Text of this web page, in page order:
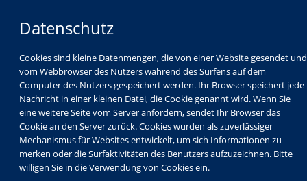
Datenschutz
Cookies sind kleine Datenmengen, die von einer Website gesendet und
vom Webbrowser des Nutzers während des Surfens auf dem
Computer des Nutzers gespeichert werden. Ihr Browser speichert jede
Nachricht in einer kleinen Datei, die Cookie genannt wird. Wenn Sie
eine weitere Seite vom Server anfordern, sendet Ihr Browser das
Cookie an den Server zurück. Cookies wurden als zuverlässiger
Mechanismus für Websites entwickelt, um sich Informationen zu
merken oder die Surfaktivitäten des Benutzers aufzuzeichnen. Bitte
willigen Sie in die Verwendung von Cookies ein.
Programm
Schulabschlüsse
Schulkindbetreuung
Service